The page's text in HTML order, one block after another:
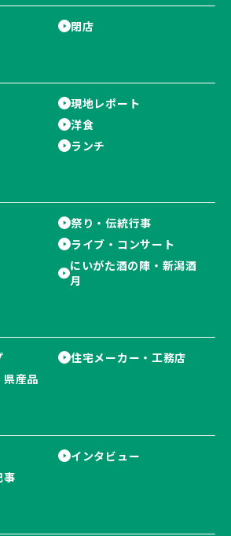
閉店
現地レポート
洋食
ランチ
祭り・伝統行事
ライブ・コンサート
にいがた酒の陣・新潟酒
月
住宅メーカー・工務店
県産品
インタビュー
事